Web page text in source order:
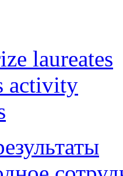
laureates
activity